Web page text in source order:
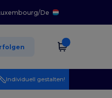
/De
Individuell gestalten!